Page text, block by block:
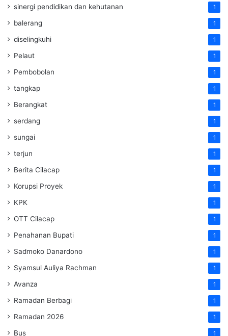
sinergi pendidikan dan kehutanan 1
balerang 1
diselingkuhi 1
Pelaut 1
Pembobolan 1
tangkap 1
Berangkat 1
serdang 1
sungai 1
terjun 1
Berita Cilacap 1
Korupsi Proyek 1
KPK 1
OTT Cilacap 1
Penahanan Bupati 1
Sadmoko Danardono 1
Syamsul Auliya Rachman 1
Avanza 1
Ramadan Berbagi 1
Ramadan 2026 1
Bus 1